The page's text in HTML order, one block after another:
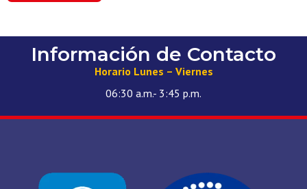
Información de Contacto
Horario Lunes – Viernes
06:30 a.m.- 3:45 p.m.